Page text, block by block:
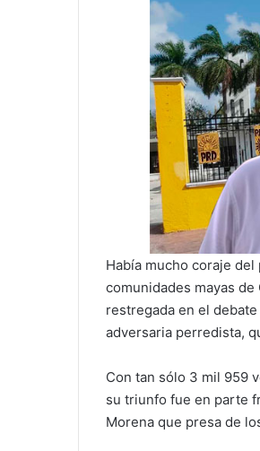
Había mucho coraje
comunidades mayas
restregada en el
adversaria perredista,
Con tan sólo 3 mil 959
su triunfo fue en parte
Morena que presa de